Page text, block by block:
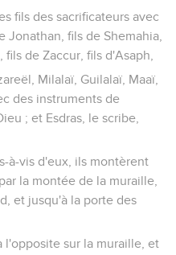
fils des sacrificateurs avec
Jonathan, fils de Shemahia,
de Zaccur, fils d'Asaph,
Milalaï, Guilalaï, Maaï,
des instruments de
; et Esdras, le scribe,
à-vis d'eux, ils montèrent
la montée de la muraille,
et jusqu'à la porte des
l'opposite sur la muraille, et